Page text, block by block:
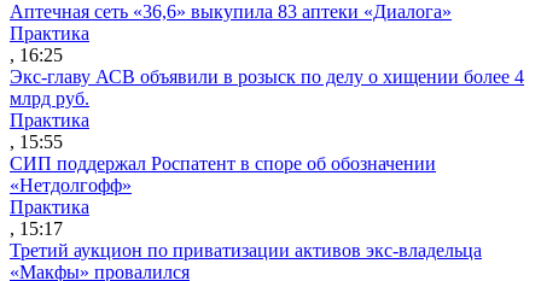
Аптечная сеть «36,6» выкупила 83 аптеки «Диалога»
Практика
, 16:25
Экс-главу АСВ объявили в розыск по делу о хищении более 4
млрд руб.
Практика
, 15:55
СИП поддержал Роспатент в споре об обозначении
«Нетдолгофф»
Практика
, 15:17
Третий аукцион по приватизации активов экс-владельца
«Макфы» провалился